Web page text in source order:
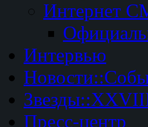
Интернет
Интервью
Пресс-центр